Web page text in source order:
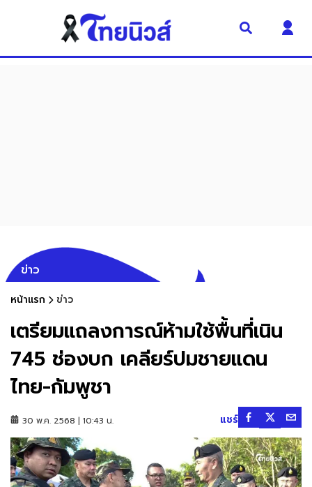
ข่าว
หน้าแรก ข่าว
เตรียมแถลงการณ์ห้ามใช้พื้นที่เนิน
745 ช่องบก เคลียร์ปมชายแดน
ไทย-กัมพูชา
30 พ.ค. 2568 | 10:43 น. แชร์